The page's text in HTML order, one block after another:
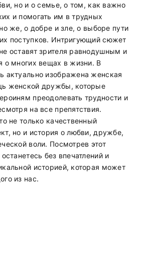
но и о семье, о том, как важно
и помогать им в трудных
же, о добре и зле, о выборе пути
поступков. Интригующий сюжет
оставят зрителя равнодушным и
о многих вещах в жизни. В
актуально изображена женская
женской дружбы, которые
преодолевать трудности и
на все препятствия.
не только качественный
но и история о любви, дружбе,
воли. Посмотрев этот
без впечатлений и
историей, которая может
из нас.